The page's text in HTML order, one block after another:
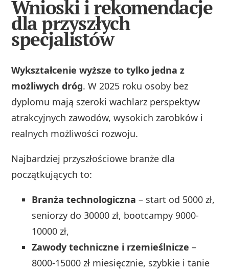
Wnioski i rekomendacje
dla przyszłych
specjalistów
Wykształcenie wyższe to tylko jedna z
możliwych dróg. W 2025 roku osoby bez
dyplomu mają szeroki wachlarz perspektyw
atrakcyjnych zawodów, wysokich zarobków i
realnych możliwości rozwoju.
Najbardziej przyszłościowe branże dla
początkujących to:
Branża technologiczna – start od 5000 zł,
seniorzy do 30000 zł, bootcampy 9000-
10000 zł,
Zawody techniczne i rzemieślnicze –
8000-15000 zł miesięcznie, szybkie i tanie